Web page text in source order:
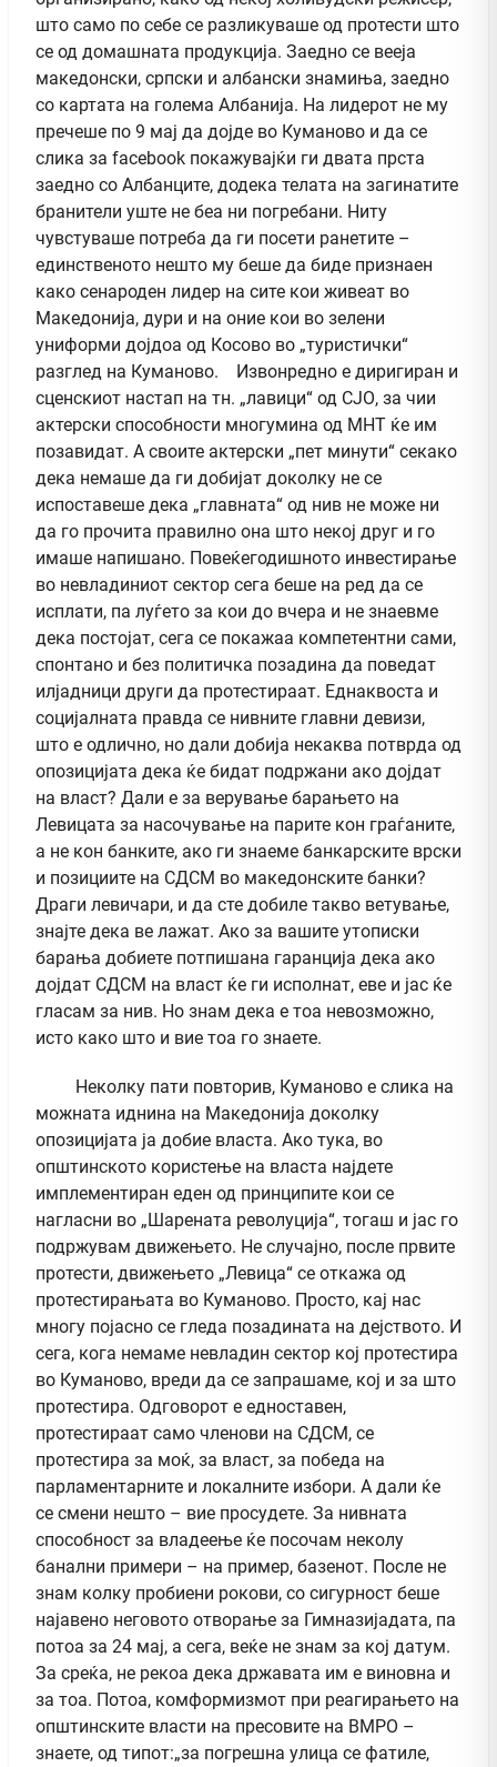
што само по себе се разликуваше од протести што
се од домашната продукција. Заедно се вееја
македонски, српски и албански знамиња, заедно
со картата на голема Албанија. На лидерот не му
пречеше по 9 мај да дојде во Куманово и да се
слика за facebook покажувајќи ги двата прста
заедно со Албанците, додека телата на загинатите
бранители уште не беа ни погребани. Ниту
чувстуваше потреба да ги посети ранетите –
единственото нешто му беше да биде признаен
како сенароден лидер на сите кои живеат во
Македонија, дури и на оние кои во зелени
униформи дојдоа од Косово во „туристички“
разглед на Куманово. Извонредно е диригиран и
сценскиот настап на тн. „лавици“ од СЈО, за чии
актерски способности многумина од МНТ ќе им
позавидат. А своите актерски „пет минути“ секако
дека немаше да ги добијат доколку не се
испоставеше дека „главната“ од нив не може ни
да го прочита правилно она што некој друг и го
имаше напишано. Повеќегодишното инвестирање
во невладиниот сектор сега беше на ред да се
исплати, па луѓето за кои до вчера и не знаевме
дека постојат, сега се покажаа компетентни сами,
спонтано и без политичка позадина да поведат
илјадници други да протестираат. Еднаквоста и
социјалната правда се нивните главни девизи,
што е одлично, но дали добија некаква потврда од
опозицијата дека ќе бидат подржани ако дојдат
на власт? Дали е за верување барањето на
Левицата за насочување на парите кон граѓаните,
а не кон банките, ако ги знаеме банкарските врски
и позициите на СДСМ во македонските банки?
Драги левичари, и да сте добиле такво ветување,
знајте дека ве лажат. Ако за вашите утописки
барања добиете потпишана гаранција дека ако
дојдат СДСМ на власт ќе ги исполнат, еве и јас ќе
гласам за нив. Но знам дека е тоа невозможно,
исто како што и вие тоа го знаете.
Неколку пати повторив, Куманово е слика на
можната иднина на Македонија доколку
опозицијата ја добие власта. Ако тука, во
општинското користење на власта најдете
имплементиран еден од принципите кои се
нагласни во „Шарената револуција“, тогаш и јас го
подржувам движењето. Не случајно, после првите
протести, движењето „Левица“ се откажа од
протестирањата во Куманово. Просто, кај нас
многу појасно се гледа позадината на дејството. И
сега, кога немаме невладин сектор кој протестира
во Куманово, вреди да се запрашаме, кој и за што
протестира. Одговорот е едноставен,
протестираат само членови на СДСМ, се
протестира за моќ, за власт, за победа на
парламентарните и локалните избори. А дали ќе
се смени нешто – вие просудете. За нивната
способност за владеење ќе посочам неколу
банални примери – на пример, базенот. После не
знам колку пробиени рокови, со сигурност беше
најавено неговото отворање за Гимназијадата, па
потоа за 24 мај, а сега, веќе не знам за кој датум.
За среќа, не рекоа дека државата им е виновна и
за тоа. Потоа, комформизмот при реагирањето на
општинските власти на пресовите на ВМРО –
знаете, од типот:„за погрешна улица се фатиле,